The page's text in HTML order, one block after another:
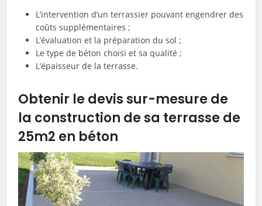
L’intervention d’un terrassier pouvant engendrer des
coûts supplémentaires ;
L’évaluation et la préparation du sol ;
Le type de béton choisi et sa qualité ;
L’épaisseur de la terrasse.
Obtenir le devis sur-mesure de
la construction de sa terrasse de
25m2 en béton